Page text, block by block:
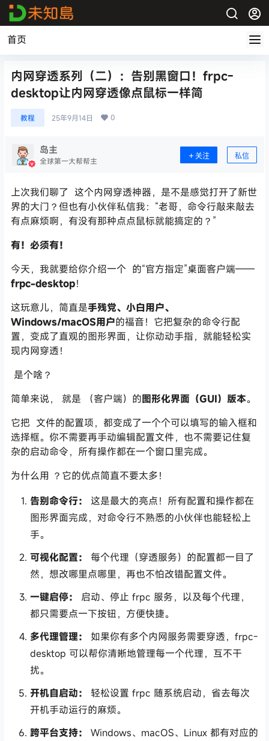
首页
内网穿透系列（二）：告别黑窗口！frpc-
desktop让内网穿透像点鼠标一样简
教程 25年9月14日 0
岛主
全球第一大帮帮主
关注 私信
上次我们聊了 这个内网穿透神器，是不是感觉打开了新世
界的大门？但也有小伙伴私信我：“老哥，命令行敲来敲去
有点麻烦啊，有没有那种点点鼠标就能搞定的？”
有！必须有！
今天，我就要给你介绍一个 的“官方指定”桌面客户端——
frpc-desktop！
这玩意儿，简直是手残党、小白用户、
Windows/macOS用户的福音！它把复杂的命令行配
置，变成了直观的图形界面，让你动动手指，就能轻松实
现内网穿透！
是个啥？
简单来说，
就是 （客户端）的图形化界面（GUI）版本。
它把 文件的配置项，都变成了一个个可以填写的输入框和
选择框。你不需要再手动编辑配置文件，也不需要记住复
杂的启动命令，所有操作都在一个窗口里完成。
为什么用 ？它的优点简直不要太多！
告别命令行：
这是最大的亮点！所有配置和操作都在
图形界面完成，对命令行不熟悉的小伙伴也能轻松上
手。
可视化配置：
每个代理（穿透服务）的配置都一目了
然，想改哪里点哪里，再也不怕改错配置文件。
一键启停：
启动、停止 frpc 服务，以及每个代理，
都只需要点一下按钮，方便快捷。
多代理管理：
如果你有多个内网服务需要穿透， frpc-
desktop 可以帮你清晰地管理每一个代理，互不干
扰。
开机自启动：
轻松设置 frpc 随系统启动，省去每次
开机手动运行的麻烦。
跨平台支持：
Windows、macOS、Linux 都有对应的